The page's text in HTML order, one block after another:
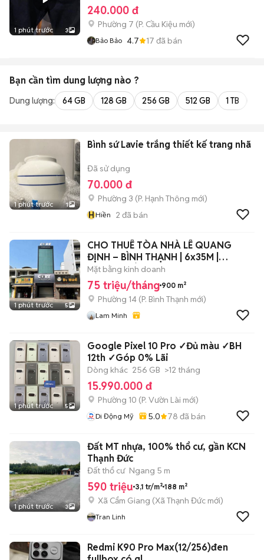
1 phút trước 3
240.000 đ
Phường 7 (P. Cầu Kiệu mới)
Bảo Bảo 4.7 17 đã bán
Bạn cần tìm dung lượng nào ?
Dung lượng: 64 GB 128 GB 256 GB 512 GB 1 TB
1 phút trước 1
Bình sứ Lavie trắng thiết kế trang nhã
Đã sử dụng
70.000 đ
Phường 3 (P. Hạnh Thông mới)
HHiền 2 đã bán
1 phút trước 5
CHO THUÊ TÒA NHÀ LÊ QUANG
ĐỊNH – BÌNH THẠNH | 6x35M |
THANG MÁY | 75Tr
Mặt bằng kinh doanh
75 triệu/tháng 900 m²
Phường 14 (P. Bình Thạnh mới)
Lam Minh
1 phút trước 5
Google Pixel 10 Pro ✓Đủ màu ✓BH
12th ✓Góp 0% Lãi
Dòng khác 256 GB >12 tháng
15.990.000 đ
Phường 10 (P. Vườn Lài mới)
Di Động Mỹ 5.0 78 đã bán
1 phút trước 3
Đất MT nhựa, 100% thổ cư, gần KCN
Thạnh Đức
Đất thổ cư Ngang 5 m
590 triệu 3,1 tr/m² 188 m²
Xã Cẩm Giang (Xã Thạnh Đức mới)
Tran Linh
Redmi K90 Pro Max(12/256)đen